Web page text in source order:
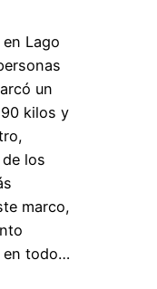
Lago
un
kilos y
los
marco,
en todo…